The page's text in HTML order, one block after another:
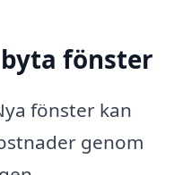
fönster
fönster kan
genom